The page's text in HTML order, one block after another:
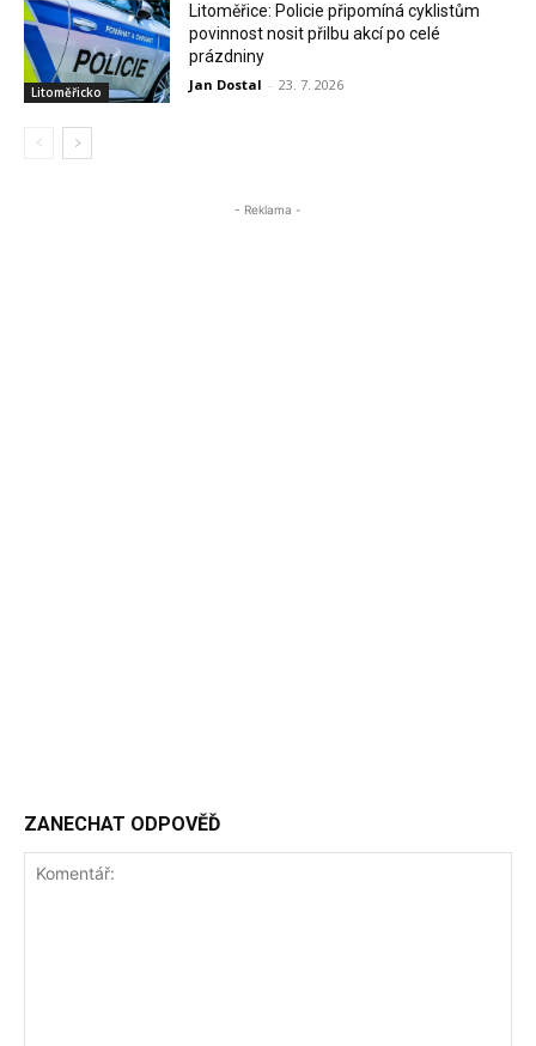
Litoměřicko
Litoměřice: Policie připomíná cyklistům
povinnost nosit přilbu akcí po celé
prázdniny
Jan Dostal - 23. 7. 2026
- Reklama -
ZANECHAT ODPOVĚĎ